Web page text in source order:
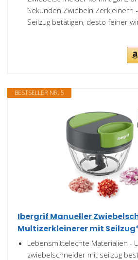
Sekunden Zwiebeln Zerkleinern
Seilzug betätigen, desto feiner
BESTSELLER NR. 5
Ibergrif Manueller
Multizerkleinerer mit
Lebensmittelechte Materialien -
zwiebelschneider mit seilzug